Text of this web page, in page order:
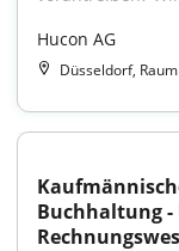
Hucon AG
Düsseldorf, Raum
Buchhaltung